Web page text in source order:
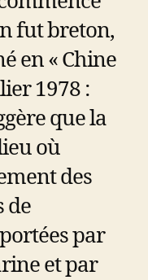
fut breton,
en « Chine
1978 :
que la
où
des
de
par
et par